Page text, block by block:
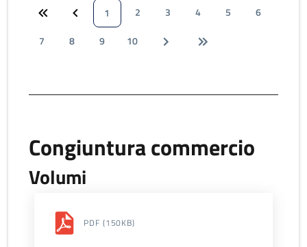
1 2 3 4 5
6
7
8 9 10
Congiuntura commercio
Volumi
PDF (150KB)